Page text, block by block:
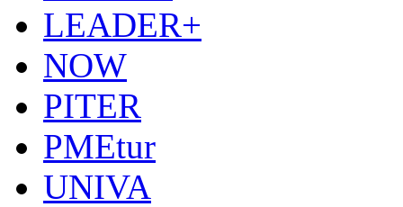
LEADER+
NOW
PITER
PMEtur
UNIVA